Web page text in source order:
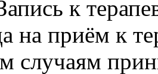
к
на приём к
случаям